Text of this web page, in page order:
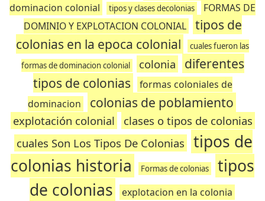
dominacion colonial
tipos y clases decolonias
FORMAS DE
DOMINIO Y EXPLOTACION COLONIAL
tipos de
colonias en la epoca colonial
cuales fueron las
formas de dominacion colonial
colonia
diferentes
tipos de colonias
formas coloniales de
dominacion
colonias de poblamiento
explotación colonial
clases o tipos de colonias
cuales Son Los Tipos De Colonias
tipos de
colonias historia
Formas de colonias
tipos
de colonias
explotacion en la colonia